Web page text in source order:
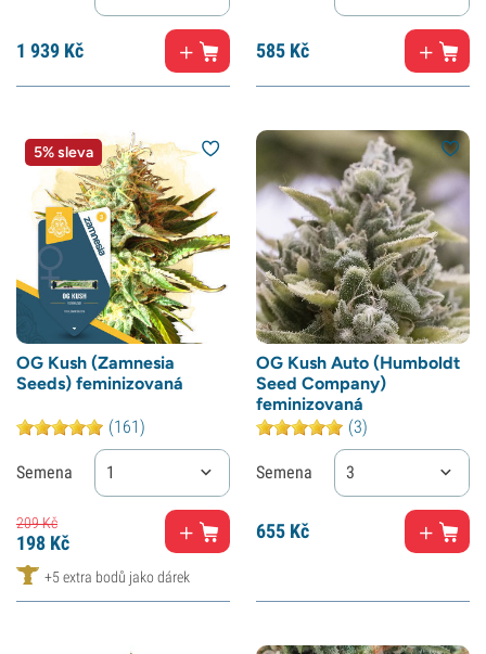
1 939 Kč 585 Kč
5% sleva
OG Kush (Zamnesia
Seeds) feminizovaná
(161)
Semena 1
209Kč
198 Kč
+5 extra bodů jako dárek
OG Kush Auto (Humboldt
Seed Company)
feminizovaná
(3)
Semena 3
655 Kč